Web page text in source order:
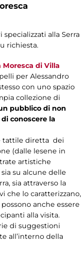
alla Serra
richiesta.
Moresca di Villa
per Alessandro
con uno spazio
collezione di
pubblico di non
conoscere la
tattile diretta dei
(dalle lesene in
artistiche
su alcune delle
sia attraverso la
che lo caratterizzano,
anche essere
alla visita.
di suggestioni
all’interno della